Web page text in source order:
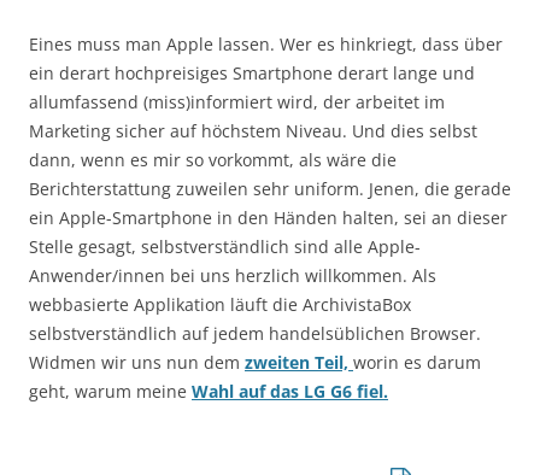
Eines muss man Apple lassen. Wer es hinkriegt, dass über
ein derart hochpreisiges Smartphone derart lange und
allumfassend (miss)informiert wird, der arbeitet im
Marketing sicher auf höchstem Niveau. Und dies selbst
dann, wenn es mir so vorkommt, als wäre die
Berichterstattung zuweilen sehr uniform. Jenen, die gerade
ein Apple-Smartphone in den Händen halten, sei an dieser
Stelle gesagt, selbstverständlich sind alle Apple-
Anwender/innen bei uns herzlich willkommen. Als
webbasierte Applikation läuft die ArchivistaBox
selbstverständlich auf jedem handelsüblichen Browser.
Widmen wir uns nun dem zweiten Teil, worin es darum
geht, warum meine Wahl auf das LG G6 fiel.